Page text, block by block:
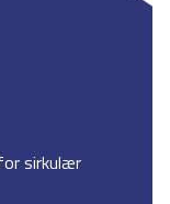
sirkulær